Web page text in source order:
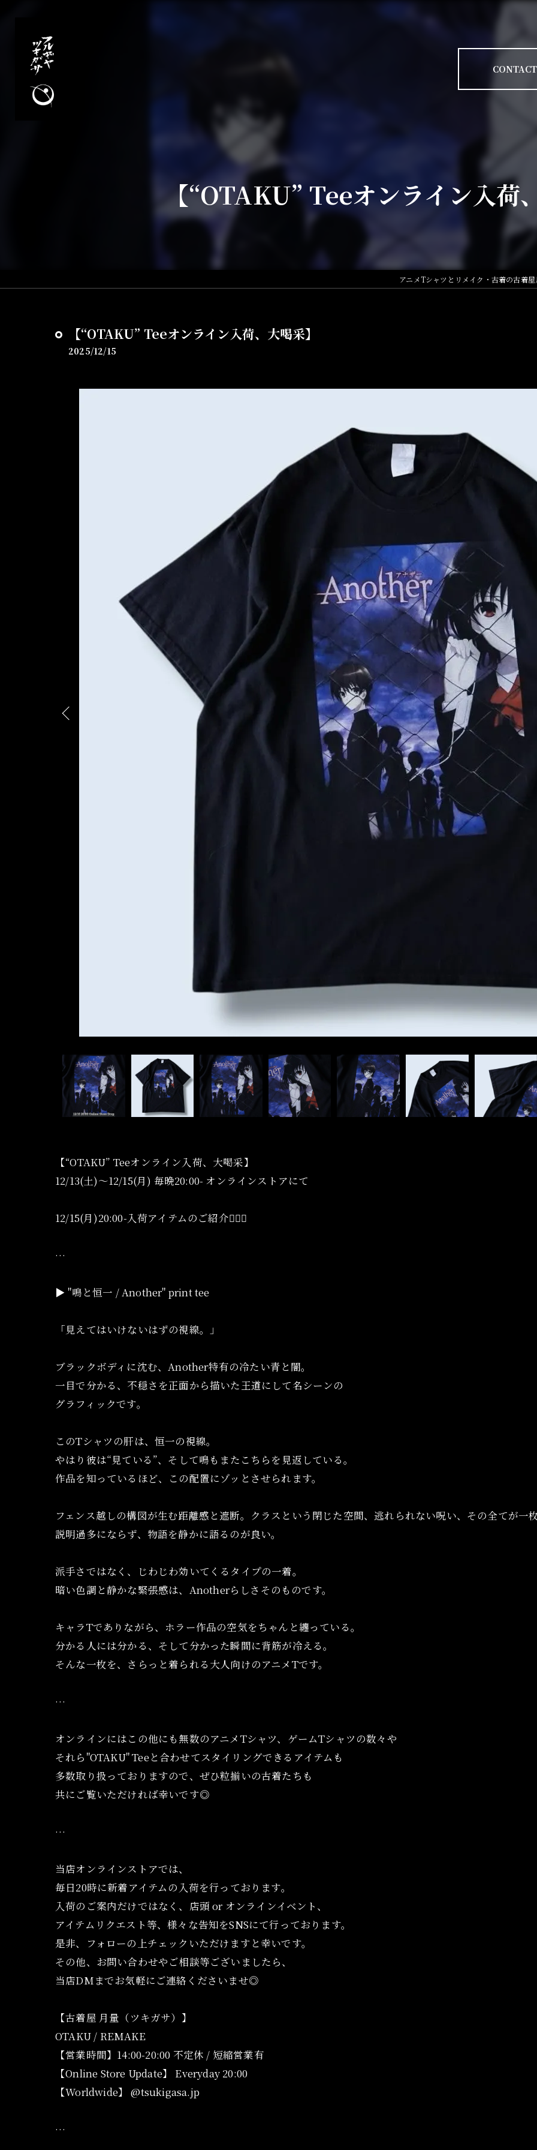
【“OTAKU” Teeオンライン入荷
アニメTシャツとリメイク・古着の古着屋
【“OTAKU” Teeオンライン入荷、大喝采】
2025/12/15
【“OTAKU” Teeオンライン入荷、大喝采】
12/13(土)〜12/15(月) 毎晩20:00- オンラインストアにて
12/15(月)20:00-入荷アイテムのご紹介💁🏻‍♀️
…
▶︎ "鳴と恒一 / Another" print tee
「見えてはいけないはずの視線。」
ブラックボディに沈む、Another特有の冷たい青と闇。
一目で分かる、不穏さを正面から描いた王道にして名シーンの
グラフィックです。
このTシャツの肝は、恒一の視線。
やはり彼は“見ている”、そして鳴もまたこちらを見返している。
作品を知っているほど、この配置にゾッとさせられます。
フェンス越しの構図が生む距離感と遮断。クラスという閉じた空間、逃れられない呪い、その全てが一枚
説明過多にならず、物語を静かに語るのが良い。
派手さではなく、じわじわ効いてくるタイプの一着。
暗い色調と静かな緊張感は、Anotherらしさそのものです。
キャラTでありながら、ホラー作品の空気をちゃんと纏っている。
分かる人には分かる、そして分かった瞬間に背筋が冷える。
そんな一枚を、さらっと着られる大人向けのアニメTです。
…
オンラインにはこの他にも無数のアニメTシャツ、ゲームTシャツの数々や
それら"OTAKU" Teeと合わせてスタイリングできるアイテムも
多数取り扱っておりますので、ぜひ粒揃いの古着たちも
共にご覧いただければ幸いです◎
…
当店オンラインストアでは、
毎日20時に新着アイテムの入荷を行っております。
入荷のご案内だけではなく、店頭 or オンラインイベント、
アイテムリクエスト等、様々な告知をSNSにて行っております。
是非、フォローの上チェックいただけますと幸いです。
その他、お問い合わせやご相談等ございましたら、
当店DMまでお気軽にご連絡くださいませ◎
【古着屋 月量（ツキガサ）】
OTAKU / REMAKE
【営業時間】14:00-20:00 不定休 / 短縮営業有
【Online Store Update】 Everyday 20:00
【Worldwide】 @tsukigasa.jp
…